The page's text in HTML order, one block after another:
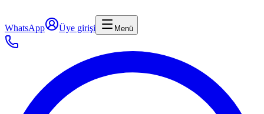
WhatsApp Üye girişi Menü